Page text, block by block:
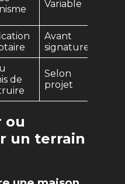
Variable
Avant
signature
de
Selon
projet
ou
un terrain